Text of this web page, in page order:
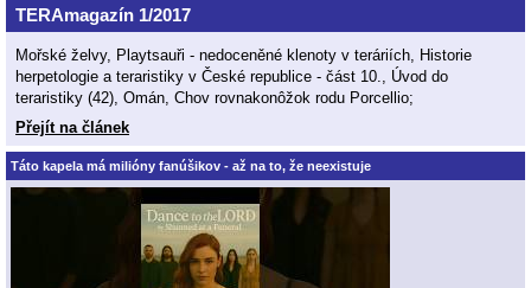
TERAmagazín 1/2017
Mořské želvy, Playtsauři - nedoceněné klenoty v teráriích, Historie
herpetologie a teraristiky v České republice - část 10., Úvod do
teraristiky (42), Omán, Chov rovnakonôžok rodu Porcellio;
Přejít na článek
Táto kapela má milióny fanúšikov - až na to, že neexistuje